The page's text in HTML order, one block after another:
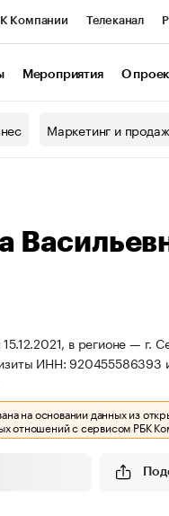
Компании Телеканал
Мероприятия О
Маркетинг и
в регионе — г.
ИНН:
на основании данных из
отношений с сервисом РБК